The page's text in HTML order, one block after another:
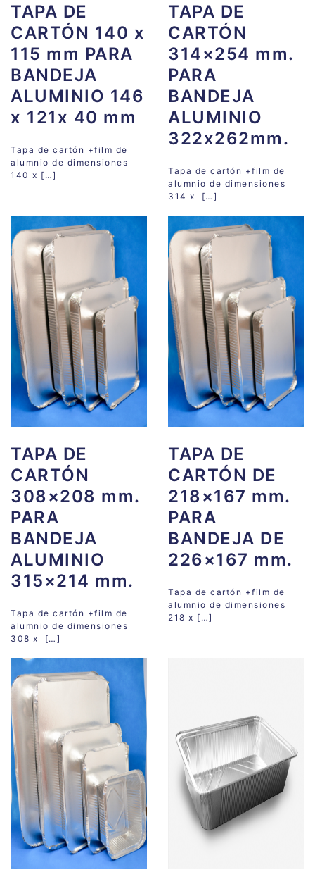
TAPA DE
CARTÓN 140 x
115 mm PARA
BANDEJA
ALUMINIO 146
x 121x 40 mm
Tapa de cartón +film de
alumnio de dimensiones
140 x […]
TAPA DE
CARTÓN
314×254 mm.
PARA
BANDEJA
ALUMINIO
322x262mm.
Tapa de cartón +film de
alumnio de dimensiones
314 x […]
TAPA DE
CARTÓN
308×208 mm.
PARA
BANDEJA
ALUMINIO
315×214 mm.
Tapa de cartón +film de
alumnio de dimensiones
308 x […]
TAPA DE
CARTÓN DE
218×167 mm.
PARA
BANDEJA DE
226×167 mm.
Tapa de cartón +film de
alumnio de dimensiones
218 x […]